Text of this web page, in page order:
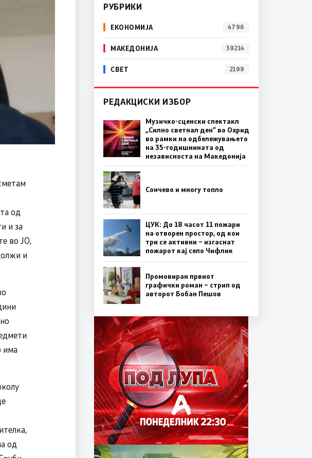
од
и за
во ЈО,
и
има
од
РУБРИКИ
ЕКОНОМИЈА 4796
МАКЕДОНИЈА 39214
СВЕТ 2199
РЕДАКЦИСКИ ИЗБОР
Музичко-сценски спектакл
„Силно светнал ден“ во Охрид
во рамки на одбележувањето
на 35-годишнината од
независноста на Македонија
Сончево и многу топло
ЦУК: До 18 часот 11 пожари
на отворен простор, од кои
три се активни – изгаснат
пожарот кај село Чифлик
Промовиран првиот
графички роман – стрип од
авторот Бобан Пешов